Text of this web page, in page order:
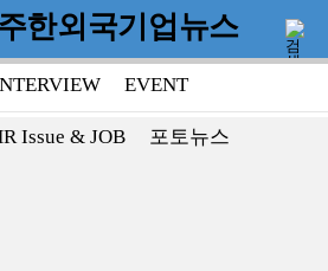
EVENT
Issue & JOB 포토뉴스